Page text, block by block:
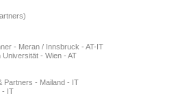
- Meran / Innsbruck - AT-IT
- Wien - AT
Partners - Mailand - IT
- IT